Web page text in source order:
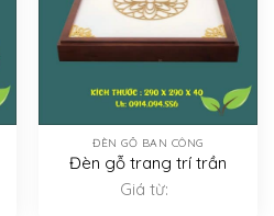
ĐÈN GỖ BAN CÔNG
Đèn gỗ trang trí trần
Giá từ: